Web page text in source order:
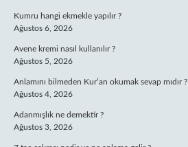
Kumru hangi ekmekle yapılır ?
Ağustos 6, 2026
Avene kremi nasıl kullanılır ?
Ağustos 5, 2026
Anlamını bilmeden Kur’an okumak sevap mıdır ?
Ağustos 4, 2026
Adanmışlık ne demektir ?
Ağustos 3, 2026